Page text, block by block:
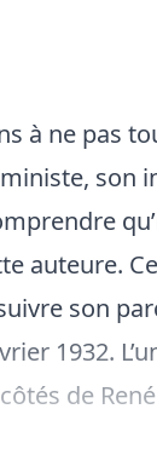
à ne pas
son
auteure.
son
1932.
de